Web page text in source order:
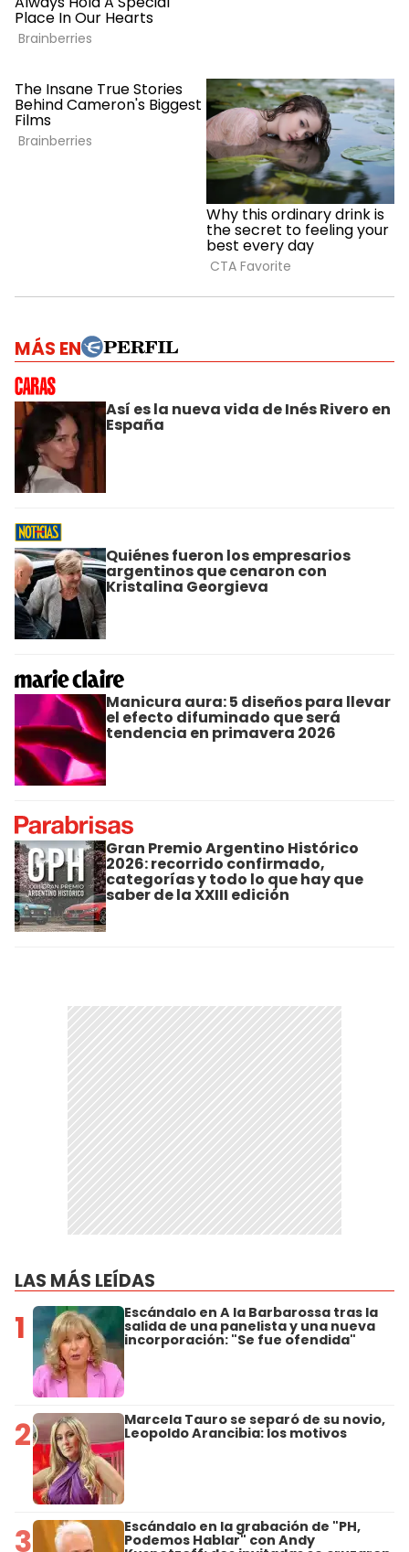
MÁS EN
Así es la nueva vida de Inés Rivero en
España
Quiénes fueron los empresarios
argentinos que cenaron con
Kristalina Georgieva
Manicura aura: 5 diseños para llevar
el efecto difuminado que será
tendencia en primavera 2026
Gran Premio Argentino Histórico
2026: recorrido confirmado,
categorías y todo lo que hay que
saber de la XXIII edición
LAS MÁS LEÍDAS
1 Escándalo en A la Barbarossa tras la
salida de una panelista y una nueva
incorporación: "Se fue ofendida"
2 Marcela Tauro se separó de su novio,
Leopoldo Arancibia: los motivos
3 Escándalo en la grabación de "PH,
Podemos Hablar" con Andy